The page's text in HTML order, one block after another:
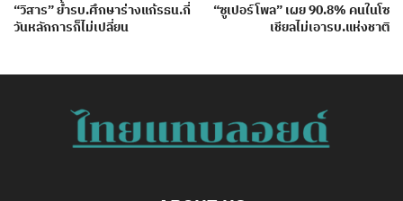
“วิสาร” ย้ำรบ.ศึกษาร่างแก้รธน.กี่
วันหลักการก็ไม่เปลี่ยน
“ซูเปอร์โพล” เผย 90.8% คนในโซ
เชียลไม่เอารบ.แห่งชาติ